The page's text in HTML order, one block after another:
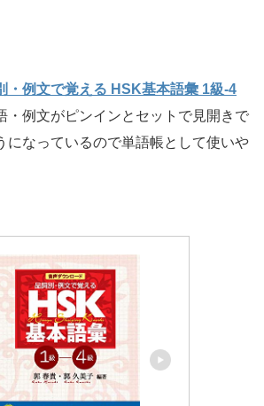
・例文で覚える HSK基本語彙 1級-4
・例文がピンインとセットで見開きで
になっているので単語帳として使いや